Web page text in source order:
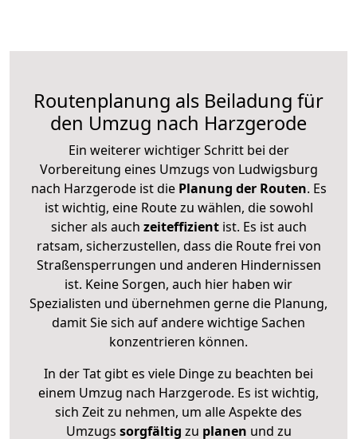
Routenplanung als Beiladung für
den Umzug nach Harzgerode
Ein weiterer wichtiger Schritt bei der
Vorbereitung eines Umzugs von Ludwigsburg
nach Harzgerode ist diePlanung der Routen. Es
ist wichtig, eine Route zu wählen, die sowohl
sicher als auch zeiteffizientist. Es ist auch
ratsam, sicherzustellen, dass die Route frei von
Straßensperrungen und anderen Hindernissen
ist. Keine Sorgen, auch hier haben wir
Spezialisten und übernehmen gerne die Planung,
damit Sie sich auf andere wichtige Sachen
konzentrieren können.
In der Tat gibt es viele Dinge zu beachten bei
einem Umzug nach Harzgerode. Es ist wichtig,
sich Zeit zu nehmen, um alle Aspekte des
Umzugs sorgfältig zu planen und zu